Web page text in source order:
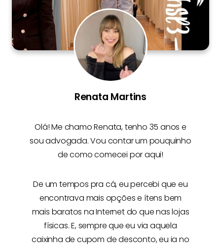
Renata Martins
Olá! Me chamoRenata, tenho 35 anos e
sou advogada. Vou contar um pouquinho
de como comecei por aqui!
De um tempos pra cá, eu percebi que eu
encontrava mais opções e ítens bem
mais baratos na Internetdo que nas lojas
físicas. E, sempre que eu via aquela
caixinha de cupom de desconto, eu ia no